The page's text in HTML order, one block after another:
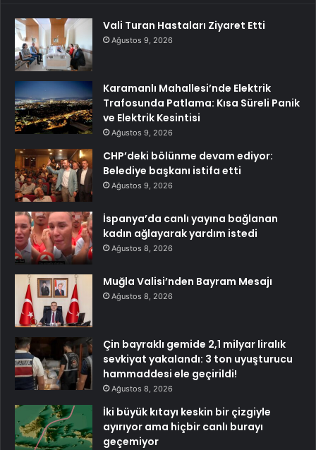
Vali Turan Hastaları Ziyaret Etti
Ağustos 9, 2026
Karamanlı Mahallesi’nde Elektrik
Trafosunda Patlama: Kısa Süreli Panik
ve Elektrik Kesintisi
Ağustos 9, 2026
CHP’deki bölünme devam ediyor:
Belediye başkanı istifa etti
Ağustos 9, 2026
İspanya’da canlı yayına bağlanan
kadın ağlayarak yardım istedi
Ağustos 8, 2026
Muğla Valisi’nden Bayram Mesajı
Ağustos 8, 2026
Çin bayraklı gemide 2,1 milyar liralık
sevkiyat yakalandı: 3 ton uyuşturucu
hammaddesi ele geçirildi!
Ağustos 8, 2026
İki büyük kıtayı keskin bir çizgiyle
ayırıyor ama hiçbir canlı burayı
geçemiyor